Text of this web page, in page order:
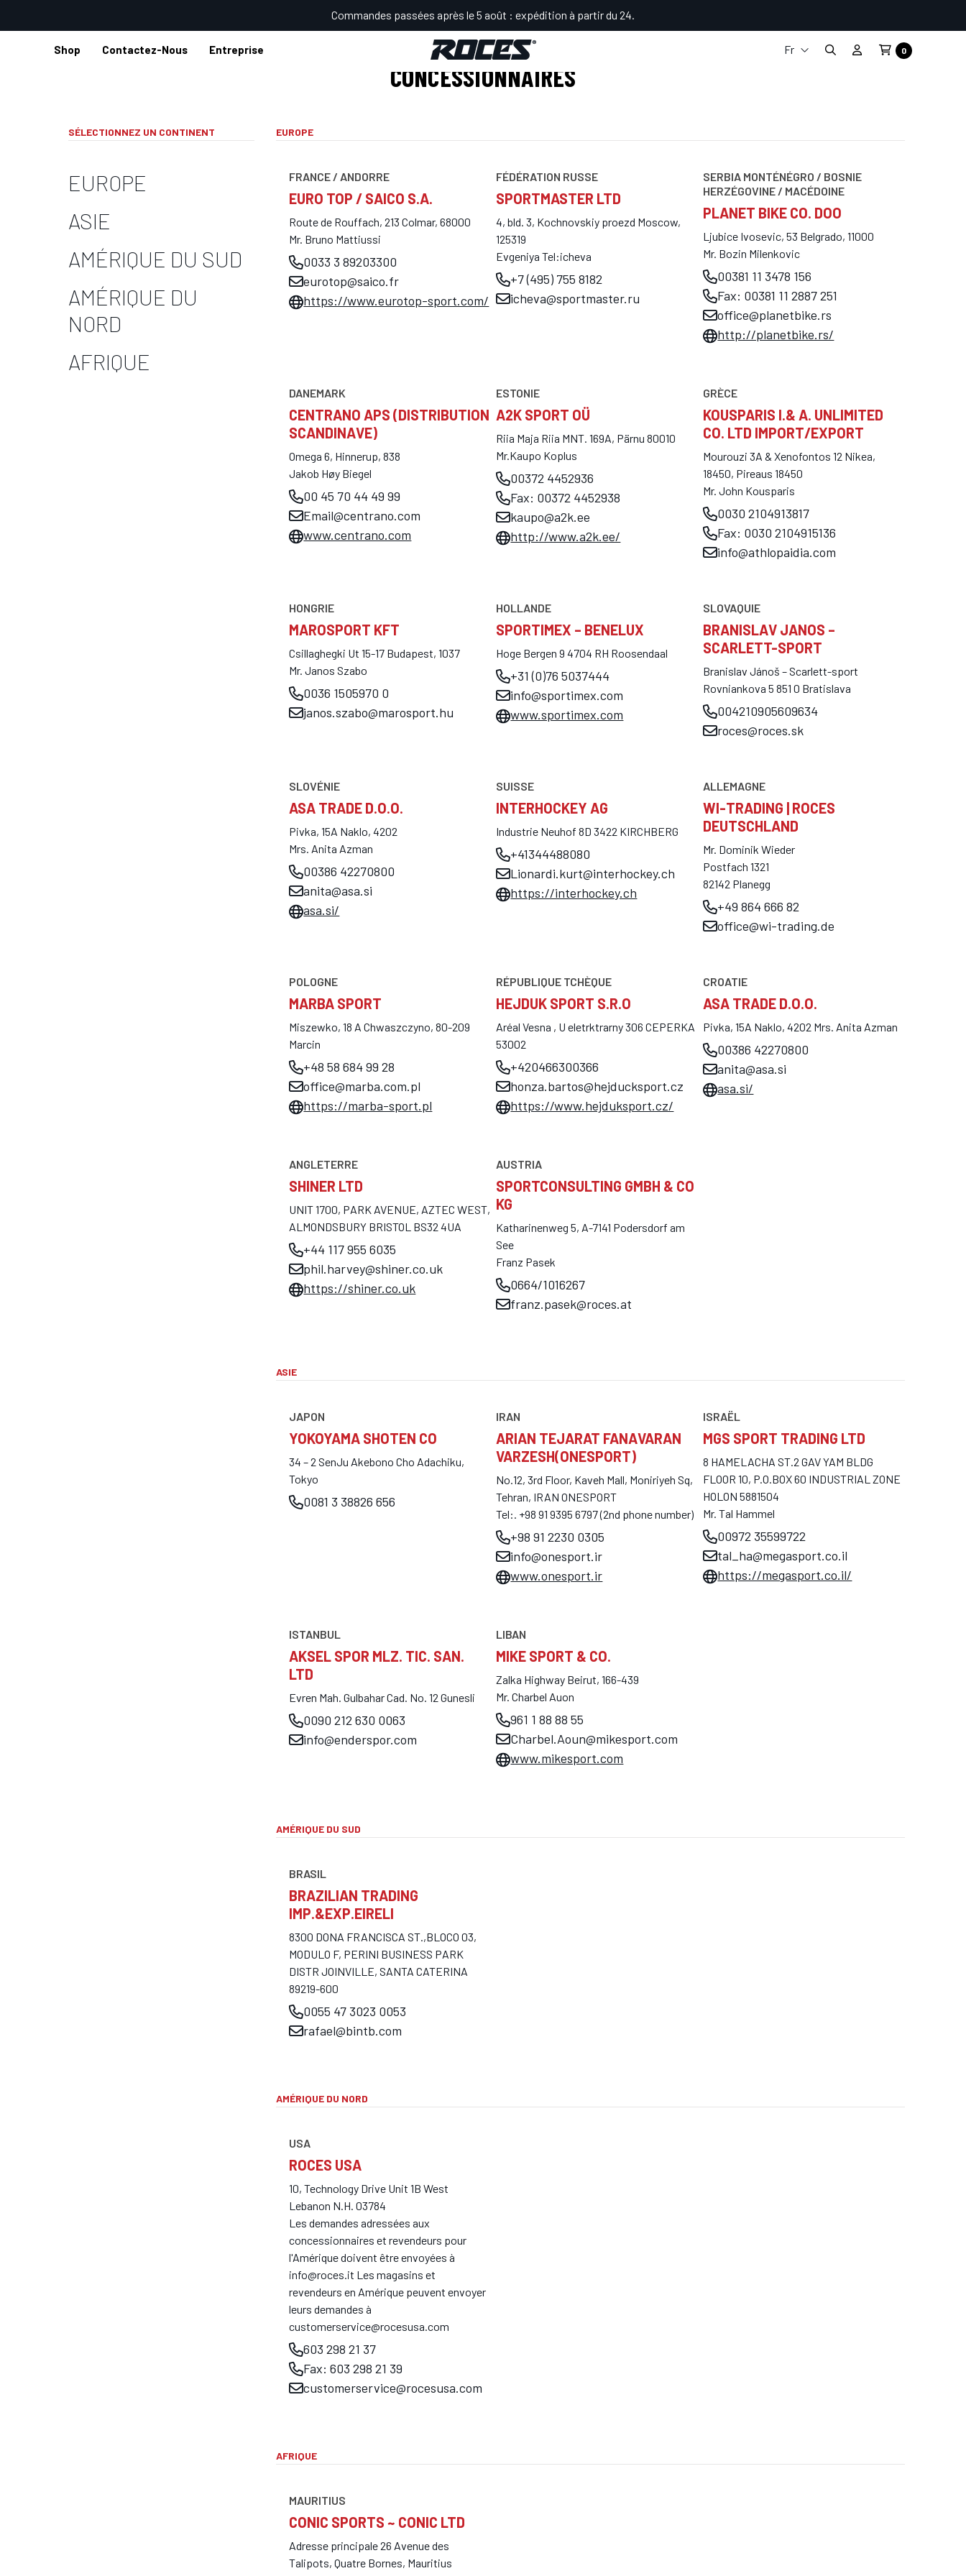
Commandes passées après le 5 août : expédition à partir du 24.
Shop Contactez-Nous Entreprise
Fr
0
Home
CONCESSIONNAIRES
SÉLECTIONNEZ UN CONTINENT
EUROPE
ASIE
AMÉRIQUE DU SUD
AMÉRIQUE DU
NORD
AFRIQUE
EUROPE
FRANCE / ANDORRE
EURO TOP / SAICO S.A.
Route de Rouffach, 213 Colmar, 68000
Mr. Bruno Mattiussi
0033 3 89203300
eurotop@saico.fr
https://www.eurotop-sport.com/
FÉDÉRATION RUSSE
SPORTMASTER LTD
4, bld. 3, Kochnovskiy proezd Moscow,
125319
Evgeniya Tel:icheva
+7 (495) 755 8182
icheva@sportmaster.ru
SERBIA MONTÉNÉGRO / BOSNIE
HERZÉGOVINE / MACÉDOINE
PLANET BIKE CO. DOO
Ljubice Ivosevic, 53 Belgrado, 11000
Mr. Bozin Milenkovic
00381 11 3478 156
Fax: 00381 11 2887 251
office@planetbike.rs
http://planetbike.rs/
DANEMARK
CENTRANO APS (DISTRIBUTION
SCANDINAVE)
Omega 6, Hinnerup, 838
Jakob Høy Biegel
00 45 70 44 49 99
Email@centrano.com
www.centrano.com
ESTONIE
A2K SPORT OÜ
Riia Maja Riia MNT. 169A, Pärnu 80010
Mr.Kaupo Koplus
00372 4452936
Fax: 00372 4452938
kaupo@a2k.ee
http://www.a2k.ee/
GRÈCE
KOUSPARIS I.& A. UNLIMITED
CO. LTD IMPORT/EXPORT
Mourouzi 3A & Xenofontos 12 Nikea,
18450, Pireaus 18450
Mr. John Kousparis
0030 2104913817
Fax: 0030 2104915136
info@athlopaidia.com
HONGRIE
MAROSPORT KFT
Csillaghegki Ut 15-17 Budapest, 1037
Mr. Janos Szabo
0036 1505970 0
janos.szabo@marosport.hu
HOLLANDE
SPORTIMEX – BENELUX
Hoge Bergen 9 4704 RH Roosendaal
+31 (0)76 5037444
info@sportimex.com
www.sportimex.com
SLOVAQUIE
BRANISLAV JANOS –
SCARLETT-SPORT
Branislav Jánoš – Scarlett-sport
Rovniankova 5 851 0 Bratislava
004210905609634
roces@roces.sk
SLOVÉNIE
ASA TRADE D.O.O.
Pivka, 15A Naklo, 4202
Mrs. Anita Azman
00386 42270800
anita@asa.si
asa.si/
SUISSE
INTERHOCKEY AG
Industrie Neuhof 8D 3422 KIRCHBERG
+41344488080
Lionardi.kurt@interhockey.ch
https://interhockey.ch
ALLEMAGNE
WI-TRADING | ROCES
DEUTSCHLAND
Mr. Dominik Wieder
Postfach 1321
82142 Planegg
+49 864 666 82
office@wi-trading.de
POLOGNE
MARBA SPORT
Miszewko, 18 A Chwaszczyno, 80-209
Marcin
+48 58 684 99 28
office@marba.com.pl
https://marba-sport.pl
RÉPUBLIQUE TCHÈQUE
HEJDUK SPORT S.R.O
Aréal Vesna , U eletrktrarny 306 CEPERKA
53002
+420466300366
honza.bartos@hejducksport.cz
https://www.hejduksport.cz/
CROATIE
ASA TRADE D.O.O.
Pivka, 15A Naklo, 4202 Mrs. Anita Azman
00386 42270800
anita@asa.si
asa.si/
ANGLETERRE
SHINER LTD
UNIT 1700, PARK AVENUE, AZTEC WEST,
ALMONDSBURY BRISTOL BS32 4UA
+44 117 955 6035
phil.harvey@shiner.co.uk
https://shiner.co.uk
AUSTRIA
SPORTCONSULTING GMBH & CO
KG
Katharinenweg 5, A-7141 Podersdorf am
See
Franz Pasek
0664/1016267
franz.pasek@roces.at
ASIE
JAPON
YOKOYAMA SHOTEN CO
34 – 2 SenJu Akebono Cho Adachiku,
Tokyo
0081 3 38826 656
IRAN
ARIAN TEJARAT FANAVARAN
VARZESH(ONESPORT)
No.12, 3rd Floor, Kaveh Mall, Moniriyeh Sq,
Tehran, IRAN ONESPORT
Tel:. +98 91 9395 6797 (2nd phone number)
+98 91 2230 0305
info@onesport.ir
www.onesport.ir
ISRAËL
MGS SPORT TRADING LTD
8 HAMELACHA ST.2 GAV YAM BLDG
FLOOR 10, P.O.BOX 60 INDUSTRIAL ZONE
HOLON 5881504
Mr. Tal Hammel
00972 35599722
tal_ha@megasport.co.il
https://megasport.co.il/
ISTANBUL
AKSEL SPOR MLZ. TIC. SAN.
LTD
Evren Mah. Gulbahar Cad. No. 12 Gunesli
0090 212 630 0063
info@enderspor.com
LIBAN
MIKE SPORT & CO.
Zalka Highway Beirut, 166-439
Mr. Charbel Auon
961 1 88 88 55
Charbel.Aoun@mikesport.com
www.mikesport.com
AMÉRIQUE DU SUD
BRASIL
BRAZILIAN TRADING
IMP.&EXP.EIRELI
8300 DONA FRANCISCA ST.,BLOCO 03,
MODULO F, PERINI BUSINESS PARK
DISTR JOINVILLE, SANTA CATERINA
89219-600
0055 47 3023 0053
rafael@bintb.com
AMÉRIQUE DU NORD
USA
ROCES USA
10, Technology Drive Unit 1B West
Lebanon N.H. 03784
Les demandes adressées aux
concessionnaires et revendeurs pour
l'Amérique doivent être envoyées à
info@roces.it Les magasins et
revendeurs en Amérique peuvent envoyer
leurs demandes à
customerservice@rocesusa.com
603 298 21 37
Fax: 603 298 21 39
customerservice@rocesusa.com
AFRIQUE
MAURITIUS
CONIC SPORTS ~ CONIC LTD
Adresse principale 26 Avenue des
Talipots, Quatre Bornes, Mauritius